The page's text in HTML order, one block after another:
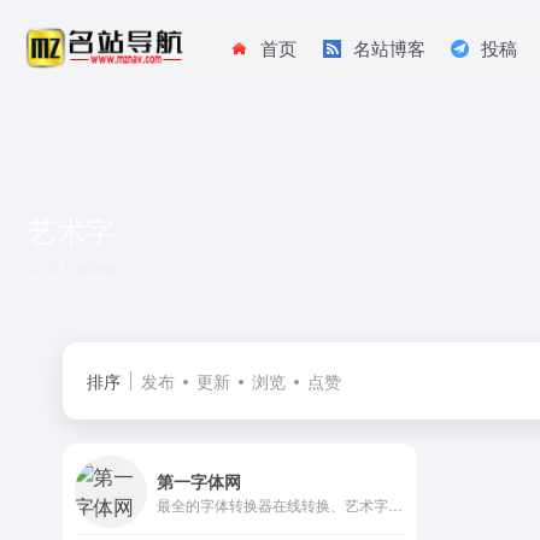
首页 名站博客 投稿
排序 发布 更新 浏览 点赞
第一字体网